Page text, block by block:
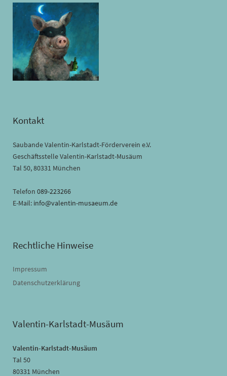
Kontakt
Saubande Valentin-Karlstadt-Förderverein e.V.
Geschäftsstelle Valentin-Karlstadt-Musäum
Tal 50, 80331 München
Telefon 089-223266
E-Mail: info@valentin-musaeum.de
Rechtliche Hinweise
Impressum
Datenschutzerklärung
Valentin-Karlstadt-Musäum
Valentin-Karlstadt-Musäum
Tal 50
80331 München